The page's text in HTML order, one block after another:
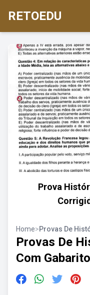
RETOEDU
Prova
Home>Provas De
Provas De
Com Gabarito